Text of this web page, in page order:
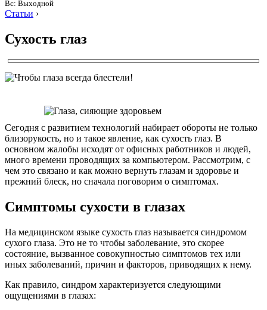
Вс: Выходной
Статьи ›
Сухость глаз
Сегодня с развитием технологий набирает обороты не только
близорукость, но и такое явление, как сухость глаз. В
основном жалобы исходят от офисных работников и людей,
много времени проводящих за компьютером. Рассмотрим, с
чем это связано и как можно вернуть глазам и здоровье и
прежний блеск, но сначала поговорим о симптомах.
Симптомы сухости в глазах
На медицинском языке сухость глаз называется синдромом
сухого глаза. Это не то чтобы заболевание, это скорее
состояние, вызванное совокупностью симптомов тех или
иных заболеваний, причин и факторов, приводящих к нему.
Как правило, синдром характеризуется следующими
ощущениями в глазах: